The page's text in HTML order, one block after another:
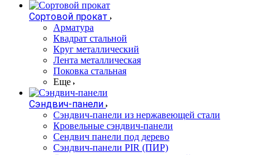
Сортовой прокат
Арматура
Квадрат стальной
Круг металлический
Лента металлическая
Поковка стальная
Еще
Сэндвич-панели
Cэндвич-панели из нержавеющей стали
Кровельные сэндвич-панели
Сендвич панели под дерево
Сэндвич-панели PIR (ПИР)